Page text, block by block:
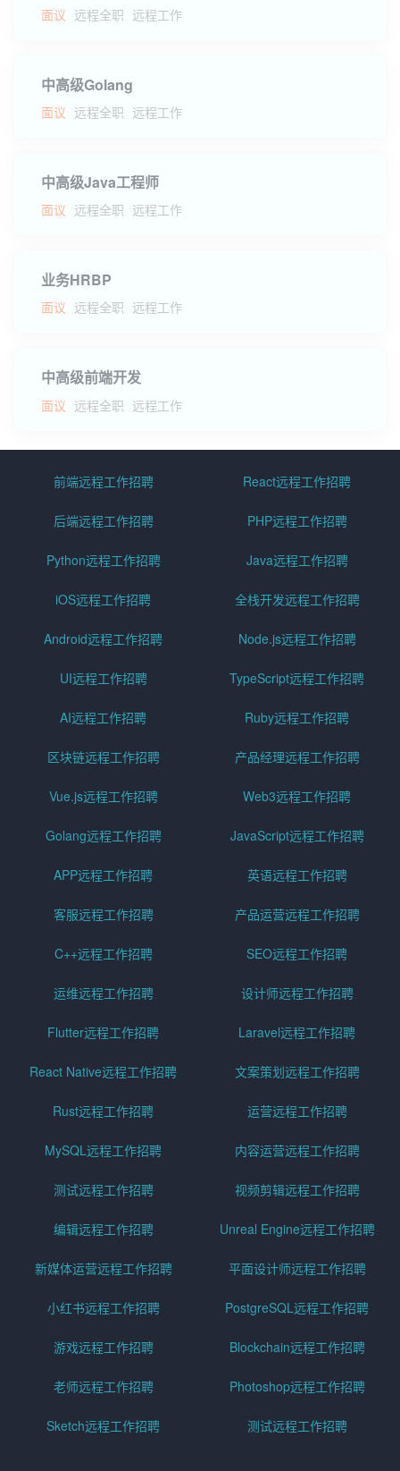
面议 远程全职 远程工作
中高级Golang
面议 远程全职 远程工作
中高级Java工程师
面议 远程全职 远程工作
业务HRBP
面议 远程全职 远程工作
中高级前端开发
面议 远程全职 远程工作
前端远程工作招聘 React远程工作招聘
后端远程工作招聘 PHP远程工作招聘
Python远程工作招聘 Java远程工作招聘
iOS远程工作招聘 全栈开发远程工作招聘
Android远程工作招聘 Node.js远程工作招聘
UI远程工作招聘 TypeScript远程工作招聘
AI远程工作招聘 Ruby远程工作招聘
区块链远程工作招聘 产品经理远程工作招聘
Vue.js远程工作招聘 Web3远程工作招聘
Golang远程工作招聘 JavaScript远程工作招聘
APP远程工作招聘 英语远程工作招聘
客服远程工作招聘 产品运营远程工作招聘
C++远程工作招聘 SEO远程工作招聘
运维远程工作招聘 设计师远程工作招聘
Flutter远程工作招聘 Laravel远程工作招聘
React Native远程工作招聘 文案策划远程工作招聘
Rust远程工作招聘 运营远程工作招聘
MySQL远程工作招聘 内容运营远程工作招聘
测试远程工作招聘 视频剪辑远程工作招聘
编辑远程工作招聘 Unreal Engine远程工作招聘
新媒体运营远程工作招聘 平面设计师远程工作招聘
小红书远程工作招聘 PostgreSQL远程工作招聘
游戏远程工作招聘 Blockchain远程工作招聘
老师远程工作招聘 Photoshop远程工作招聘
Sketch远程工作招聘 测试远程工作招聘